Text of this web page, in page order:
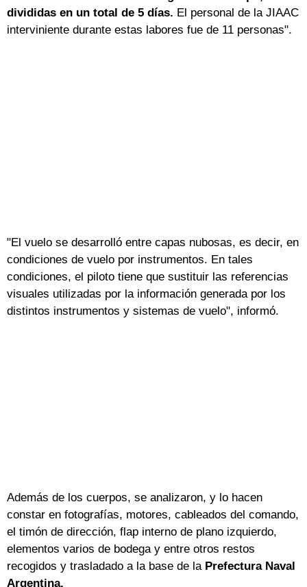
divididas en un total de 5 días. El personal de la JIAAC
interviniente durante estas labores fue de 11 personas".
"El vuelo se desarrolló entre capas nubosas, es decir, en
condiciones de vuelo por instrumentos. En tales
condiciones, el piloto tiene que sustituir las referencias
visuales utilizadas por la información generada por los
distintos instrumentos y sistemas de vuelo", informó.
Además de los cuerpos, se analizaron, y lo hacen
constar en fotografías, motores, cableados del comando,
el timón de dirección, flap interno de plano izquierdo,
elementos varios de bodega y entre otros restos
recogidos y trasladado a la base de la Prefectura Naval
Argentina.